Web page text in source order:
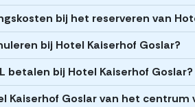
bij het reserveren van
bij Hotel Kaiserhof Goslar?
betalen bij Hotel Kaiserhof Goslar?
Kaiserhof Goslar van het centrum